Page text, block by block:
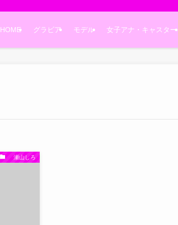
HOME グラビア モデル 女子アナ・キャスター
瀬山しろ